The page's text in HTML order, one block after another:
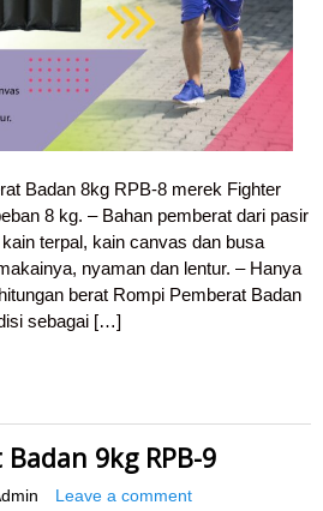
Badan 8kg RPB-8 merek Fighter
8 kg. – Bahan pemberat dari pasir
terpal, kain canvas dan busa
nyaman dan lentur. – Hanya
berat Rompi Pemberat Badan
sebagai […]
9kg RPB-9
Leave a comment